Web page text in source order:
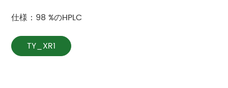
仕様：98 %のHPLC
TY_XR1